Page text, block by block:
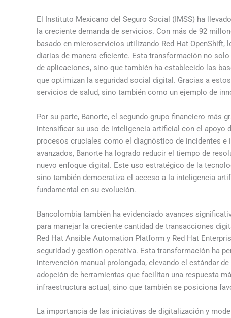
El Instituto Mexicano del Seguro Social (IMSS) ha
la creciente demanda de servicios. Con más de 92
basado en microservicios utilizando Red Hat
diarias de manera eficiente. Esta transformación no
de aplicaciones, sino que también ha establecido las
que optimizan la seguridad social digital. Gracias a
servicios de salud, sino también como un ejemplo de
Por su parte, Banorte, el segundo grupo financiero más
intensificar su uso de inteligencia artificial con el apoyo
procesos cruciales como el diagnóstico de incidentes
avanzados, Banorte ha logrado reducir el tiempo de
nuevo enfoque digital. Este uso estratégico de la
sino también democratiza el acceso a la inteligencia
fundamental en su evolución.
Bancolombia también ha evidenciado avances
para manejar la creciente cantidad de transacciones
Red Hat Ansible Automation Platform y Red Hat
seguridad y gestión operativa. Esta transformación ha
intervención manual prolongada, elevando el estándar
adopción de herramientas que facilitan una respuesta
infraestructura actual, sino que también se posiciona
La importancia de las iniciativas de digitalización y